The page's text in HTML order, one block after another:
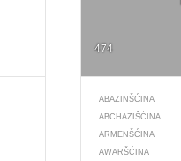
474
ABAZINŠĆINA
ABCHAZIŠĆINA
ARMENŠĆINA
AWARŠĆINA